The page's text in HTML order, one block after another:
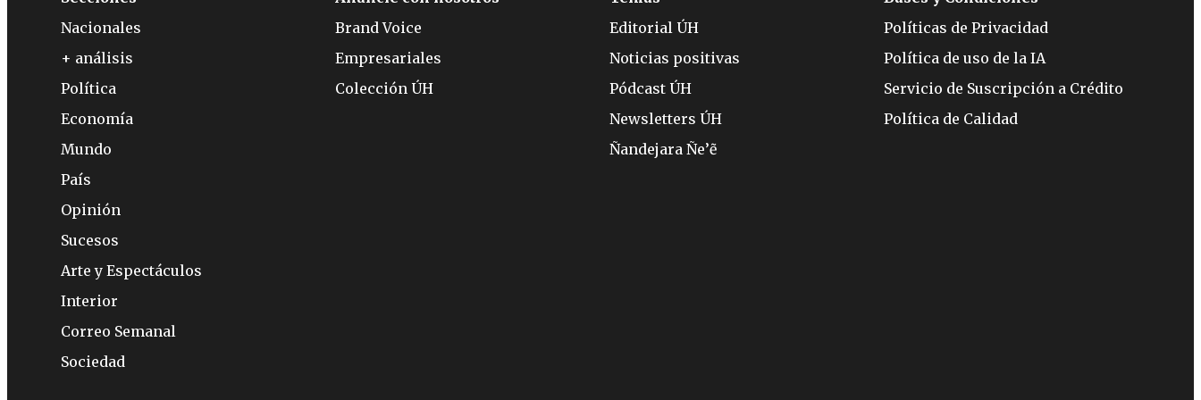
Nacionales
+ análisis
Política
Economía
Mundo
País
Opinión
Sucesos
Arte y Espectáculos
Interior
Correo Semanal
Sociedad
Brand Voice
Empresariales
Colección ÚH
Editorial ÚH
Noticias positivas
Pódcast ÚH
Newsletters ÚH
Ñandejara Ñe’ẽ
Políticas de Privacidad
Política de uso de la IA
Servicio de Suscripción a Crédito
Política de Calidad